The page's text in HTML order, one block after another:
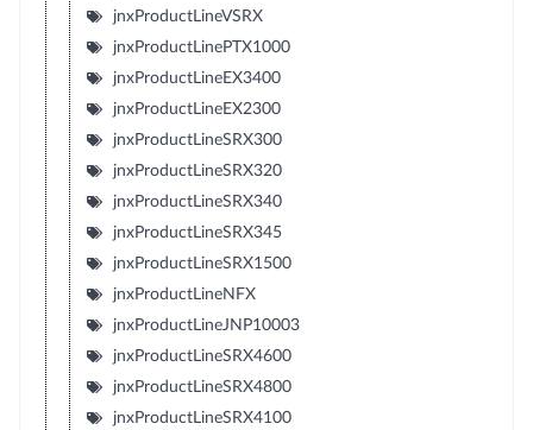
jnxProductLineVSRX
jnxProductLinePTX1000
jnxProductLineEX3400
jnxProductLineEX2300
jnxProductLineSRX300
jnxProductLineSRX320
jnxProductLineSRX340
jnxProductLineSRX345
jnxProductLineSRX1500
jnxProductLineNFX
jnxProductLineJNP10003
jnxProductLineSRX4600
jnxProductLineSRX4800
jnxProductLineSRX4100